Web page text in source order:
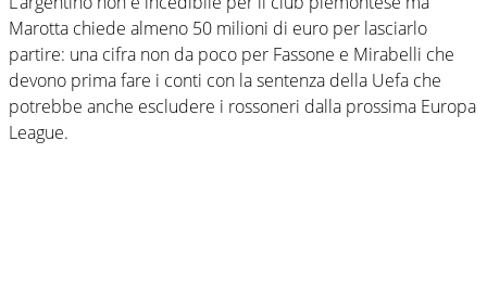
Marotta chiede almeno 50 milioni di euro per lasciarlo
partire: una cifra non da poco per Fassone e Mirabelli che
devono prima fare i conti con la sentenza della Uefa che
potrebbe anche escludere i rossoneri dalla prossima Europa
League.